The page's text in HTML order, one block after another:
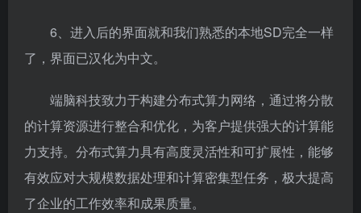
6、进入后的界面就和我们熟悉的本地SD完全一样
了，界面已汉化为中文。
端脑科技致力于构建分布式算力网络，通过将分散
的计算资源进行整合和优化，为客户提供强大的计算能
力支持。分布式算力具有高度灵活性和可扩展性，能够
有效应对大规模数据处理和计算密集型任务，极大提高
了企业的工作效率和成果质量。